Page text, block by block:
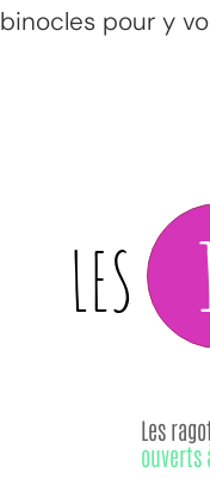
binocles pour y
LES
Les
ouverts